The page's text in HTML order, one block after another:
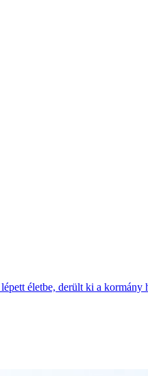
életbe, derült ki a kormány